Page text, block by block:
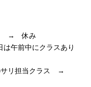
ス → 休み
は午前中にクラスあり
サリ担当クラス →